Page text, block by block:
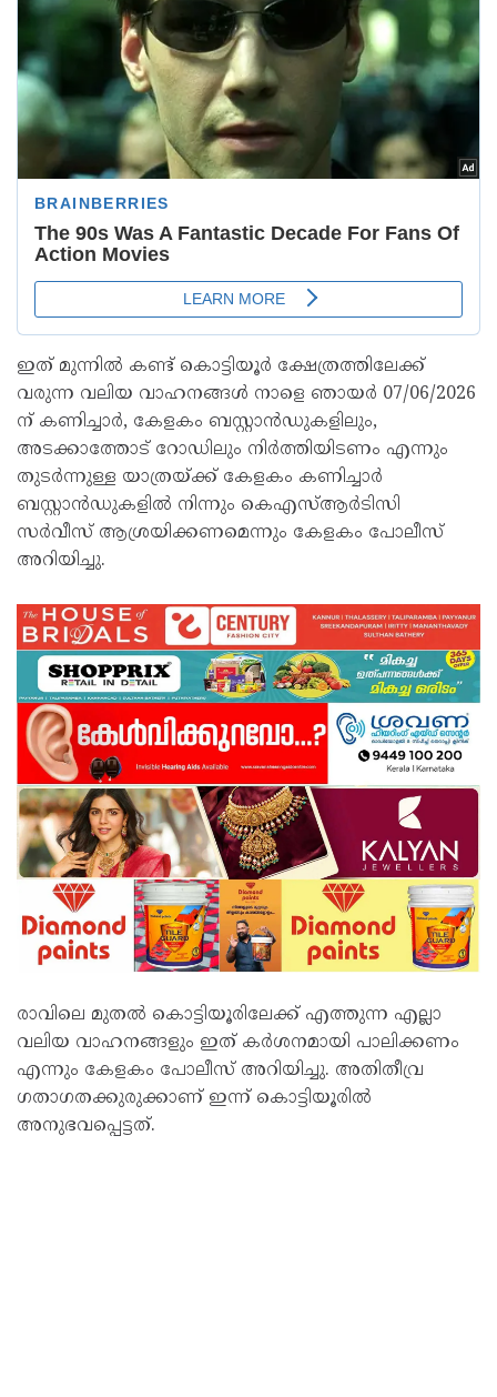
ഇത് മുന്നിൽ കണ്ട് കൊട്ടിയൂർ ക്ഷേത്രത്തിലേക്ക്
വരുന്ന വലിയ വാഹനങ്ങൾ നാളെ ഞായർ 07/06/2026
ന് കണിച്ചാർ, കേളകം ബസ്റ്റാൻഡുകളിലും,
അടക്കാത്തോട് റോഡിലും നിർത്തിയിടണം എന്നും
തുടർന്നുള്ള യാത്രയ്ക്ക് കേളകം കണിച്ചാർ
ബസ്റ്റാൻഡുകളിൽ നിന്നും കെഎസ്ആർടിസി
സർവീസ് ആശ്രയിക്കണമെന്നും കേളകം പോലീസ്
അറിയിച്ചു.
രാവിലെ മുതൽ കൊട്ടിയൂരിലേക്ക് എത്തുന്ന എല്ലാ
വലിയ വാഹനങ്ങളും ഇത് കർശനമായി പാലിക്കണം
എന്നും കേളകം പോലീസ് അറിയിച്ചു. അതിതീവ്ര
ഗതാഗതക്കുരുക്കാണ് ഇന്ന് കൊട്ടിയൂരിൽ
അനുഭവപ്പെട്ടത്.